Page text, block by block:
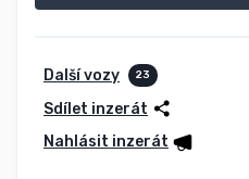
Další vozy 23
Sdílet inzerát
Nahlásit inzerát